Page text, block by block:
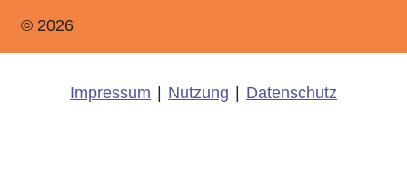
© 2026
Impressum Nutzung Datenschutz